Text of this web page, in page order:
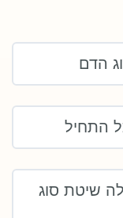
הדם
שיטת סוג